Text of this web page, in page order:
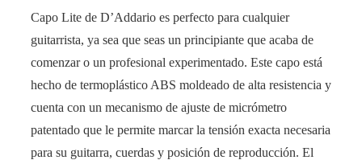
Capo Lite de D’Addario es perfecto para cualquier
guitarrista, ya sea que seas un principiante que acaba de
comenzar o un profesional experimentado. Este capo está
hecho de termoplástico ABS moldeado de alta resistencia y
cuenta con un mecanismo de ajuste de micrómetro
patentado que le permite marcar la tensión exacta necesaria
para su guitarra, cuerdas y posición de reproducción. El